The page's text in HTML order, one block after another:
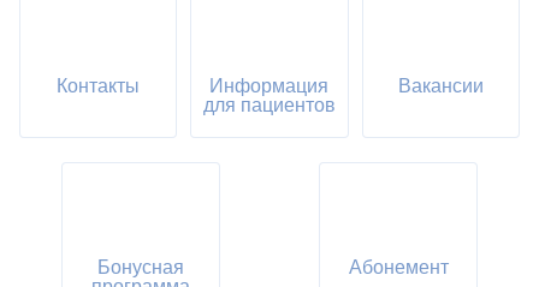
Контакты
Информация
для пациентов
Вакансии
Бонусная
Абонемент